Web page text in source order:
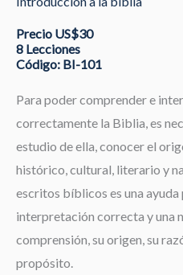
Precio US$30
8 Lecciones
Código: BI-101
Para poder comprender e
correctamente la Biblia, es
estudio de ella, conocer el
histórico, cultural, literario y
escritos bíblicos es una ayuda
interpretación correcta y una
comprensión, su origen, su
propósito.